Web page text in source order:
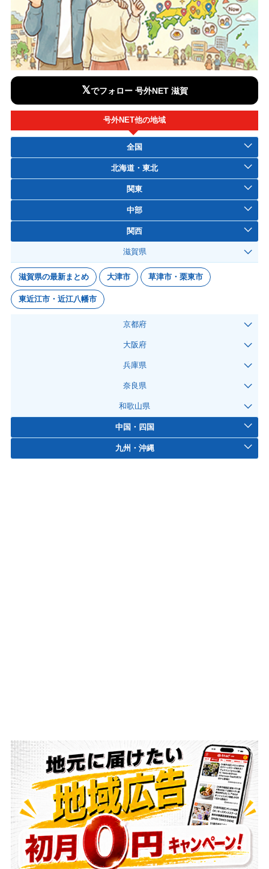
𝕏でフォロー 号外NET 滋賀
号外NET他の地域
全国
北海道・東北
関東
中部
関西
滋賀県
滋賀県の最新まとめ 大津市 草津市・栗東市
東近江市・近江八幡市
京都府
大阪府
兵庫県
奈良県
和歌山県
中国・四国
九州・沖縄